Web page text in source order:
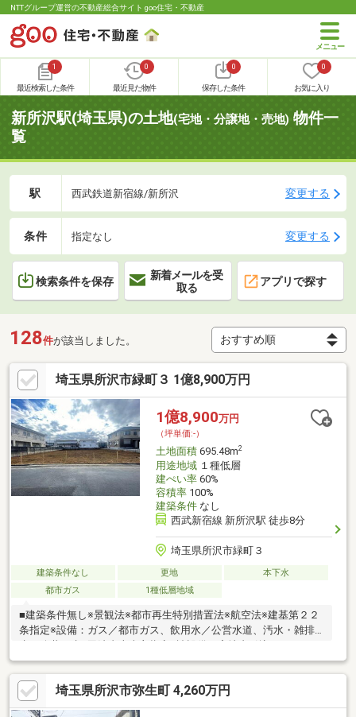
NTTグループ運営の不動産総合サイト goo住宅・不動産
1
最近検索した条件
0
最近見た物件
0
保存した条件
0
お気に入り
新所沢駅(埼玉県)の土地(宅地・分譲地・売地) 物件一
覧
駅 西武鉄道新宿線/新所沢 変更する
条件 指定なし 変更する
検索条件を保存
新着メールを受
取る
アプリで探す
128件が該当しました。
埼玉県所沢市緑町３ 1億8,900万円
1億8,900万円
（坪単価:-）
土地面積695.48m2
用途地域１種低層
建ぺい率60%
容積率100%
建築条件なし
西武新宿線 新所沢駅 徒歩8分
埼玉県所沢市緑町３
建築条件なし 更地
本下水
都市ガス
1種低層地域
■建築条件無し※景観法※都市再生特別措置法※航空法※建基第２２
条指定※設備：ガス／都市ガス、飲用水／公営水道、汚水・雑排
水／公共下水※司法書士売主指定※諸設備、宅地内引込みなし
埼玉県所沢市弥生町 4,260万円